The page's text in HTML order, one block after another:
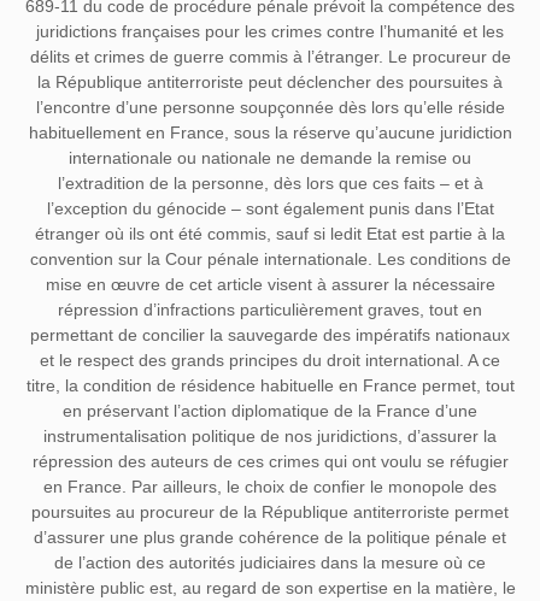
689-11 du code de procédure pénale prévoit la compétence des
juridictions françaises pour les crimes contre l’humanité et les
délits et crimes de guerre commis à l’étranger. Le procureur de
la République antiterroriste peut déclencher des poursuites à
l’encontre d’une personne soupçonnée dès lors qu’elle réside
habituellement en France, sous la réserve qu’aucune juridiction
internationale ou nationale ne demande la remise ou
l’extradition de la personne, dès lors que ces faits – et à
l’exception du génocide – sont également punis dans l’Etat
étranger où ils ont été commis, sauf si ledit Etat est partie à la
convention sur la Cour pénale internationale. Les conditions de
mise en œuvre de cet article visent à assurer la nécessaire
répression d’infractions particulièrement graves, tout en
permettant de concilier la sauvegarde des impératifs nationaux
et le respect des grands principes du droit international. A ce
titre, la condition de résidence habituelle en France permet, tout
en préservant l’action diplomatique de la France d’une
instrumentalisation politique de nos juridictions, d’assurer la
répression des auteurs de ces crimes qui ont voulu se réfugier
en France. Par ailleurs, le choix de confier le monopole des
poursuites au procureur de la République antiterroriste permet
d’assurer une plus grande cohérence de la politique pénale et
de l’action des autorités judiciaires dans la mesure où ce
ministère public est, au regard de son expertise en la matière, le